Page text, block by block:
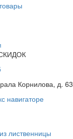
Корнилова, д. 63
навигаторе
лиственницы